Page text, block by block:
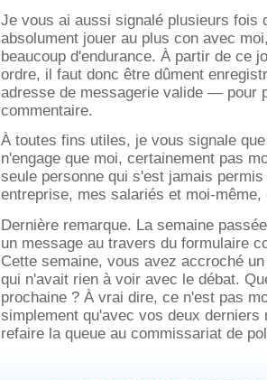
Je vous ai aussi signalé plusieurs fois
absolument jouer au plus con avec
beaucoup d'endurance. À partir de ce
ordre, il faut donc être dûment
adresse de messagerie valide — pour
commentaire.
À toutes fins utiles, je vous signale
n'engage que moi, certainement pas
seule personne qui s'est jamais
entreprise, mes salariés et moi-
Dernière remarque. La semaine
un message au travers du formulaire
Cette semaine, vous avez accroché
qui n'avait rien à voir avec le débat.
prochaine ? À vrai dire, ce n'est pas
simplement qu'avec vos deux derniers
refaire la queue au commissariat de